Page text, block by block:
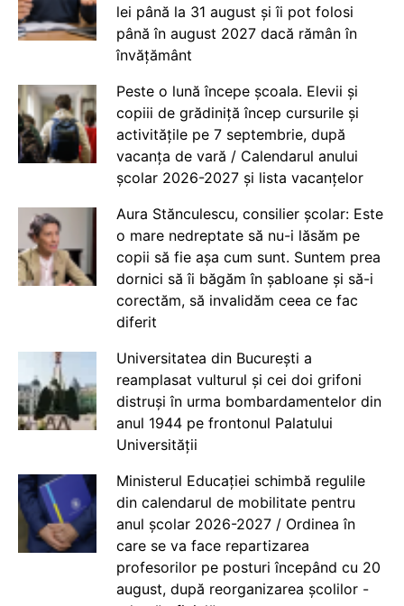
lei până la 31 august și îi pot folosi
până în august 2027 dacă rămân în
învățământ
Peste o lună începe școala. Elevii și
copiii de grădiniță încep cursurile și
activitățile pe 7 septembrie, după
vacanța de vară / Calendarul anului
școlar 2026-2027 și lista vacanțelor
Aura Stănculescu, consilier școlar: Este
o mare nedreptate să nu-i lăsăm pe
copii să fie așa cum sunt. Suntem prea
dornici să îi băgăm în șabloane și să-i
corectăm, să invalidăm ceea ce fac
diferit
Universitatea din București a
reamplasat vulturul și cei doi grifoni
distruși în urma bombardamentelor din
anul 1944 pe frontonul Palatului
Universității
Ministerul Educației schimbă regulile
din calendarul de mobilitate pentru
anul școlar 2026-2027 / Ordinea în
care se va face repartizarea
profesorilor pe posturi începând cu 20
august, după reorganizarea școlilor -